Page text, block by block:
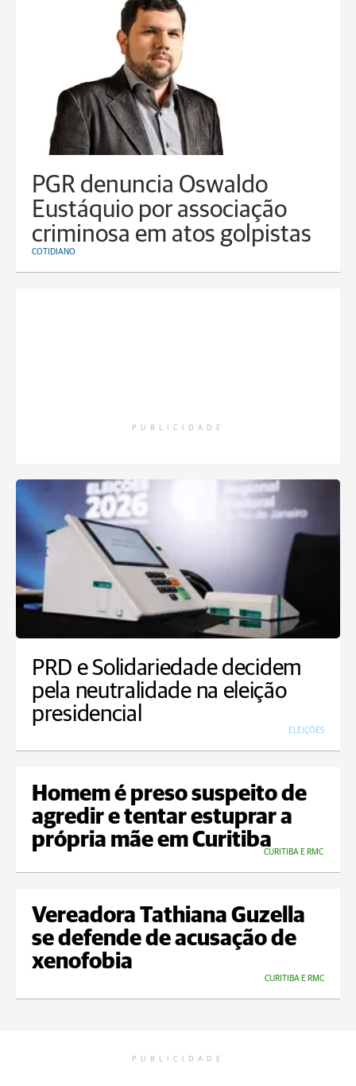
PGR denuncia Oswaldo
Eustáquio por associação
criminosa em atos golpistas
COTIDIANO
PUBLICIDADE
PRD e Solidariedade decidem
pela neutralidade na eleição
presidencial
ELEIÇÕES
Homem é preso suspeito de
agredir e tentar estuprar a
própria mãe em Curitiba
CURITIBA E RMC
Vereadora Tathiana Guzella
se defende de acusação de
xenofobia
CURITIBA E RMC
PUBLICIDADE